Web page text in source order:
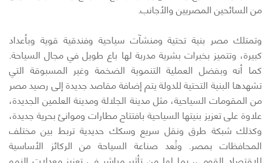
من السائحين المصريين والأجانب.
وتمتلك مصر بنية تحتية ومنشآت سياحية وفندقية قوية وبأعداد
كبيرة، وتتميز بخبرات بشرية مدربة لها باع طويل في مجال السياحة.
كما أنه وبفضل العملية التنموية الضخمة وغير المسبوقة التي
تشهدها البنية التحتية للدولة يتم إضافة مقاصد جديدة إلى رصيد مصر
من المقومات السياحية، مثل مدينة الجلالة ومدينة العلمين الجديدة،
علاوة على تعزيز بنيتها السياحية بافتتاح مطارات وموانئ بحرية جديدة،
وكذلك شبكة طرق ونقل سريع وسكك حديدية تربط بين مختلف
المحافظات بمصر. وتُعد صناعة السياحة من الركائز الأساسية
للاقتصاد القومي، بما لها من تأثير مباشر في تعزيز معدلات النمو